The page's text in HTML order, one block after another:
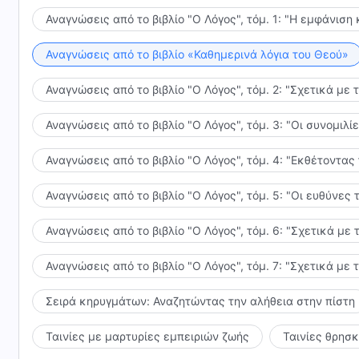
θα παραμείνεις ακλόνητος στη μαρτυρία σου. Όταν
εξακολουθείς να μπορείς να είσαι σαν τον Ιώβ,
απαιτήσεις απ’ Αυτόν ή τις δικές σου αντιλήψεις,
εμφανίζεται, επειδή έχεις πάρα πολλές δικές σου
σκέψεις, ατομικές απαιτήσεις, συμφέροντα της
έβλεπες τον Θεό, θα Τον μετρούσες μέσω των
Τον σταύρωνε. Αν σε βρουν πολλά πράγματα που δεν
θέση να τα παραμερίσεις και να γνωρίσεις τις
μέσω των εξευγενισμών, αποκαλύψεις ότι η καρδιά
παραμένεις ακλόνητος στη μαρτυρία σου. Αν το
σάρκας, δεν σε διώκει κανείς, και οι αδελφοί και
να επιδείξεις ότι η καρδιά σου είναι γεμάτη αγάπη
εξευγενίσουν; Μόνο μέσω του εξευγενισμού
συμβάντων που δεν συνάδουν με τις αντιλήψεις
αντιθετικών και αρνητικών πραγμάτων, και
ενέργειες, τις κατηγορίες, τις ενοχλήσεις και τις
αποκρουστικό πρόσωπο του Σατανά και μ’ αυτόν
διακρίνεις τον Σατανά, έτσι ώστε να τον μισήσεις
Αναγνώσεις από το βιβλίο "Ο Λόγος", τόμ. 1: "Η εμφάνιση
Αναγνώσεις από το βιβλίο «Καθημερινά λόγια του Θεού»
Αναγνώσεις από το βιβλίο "Ο Λόγος", τόμ. 2: "Σχετικά με
Αναγνώσεις από το βιβλίο "Ο Λόγος", τόμ. 3: "Οι
Αναγνώσεις από το βιβλίο "Ο Λόγος", τόμ. 4: "Εκθέτοντας
Αναγνώσεις από το βιβλίο "Ο Λόγος", τόμ. 5: "Οι
Αναγνώσεις από το βιβλίο "Ο Λόγος", τόμ. 6: "Σχετικά με
Αναγνώσεις από το βιβλίο "Ο Λόγος", τόμ. 7: "Σχετικά με
Σειρά κηρυγμάτων: Αναζητώντας την αλήθεια στην πίστη
Ταινίες με μαρτυρίες εμπειριών ζωής Ταινίες